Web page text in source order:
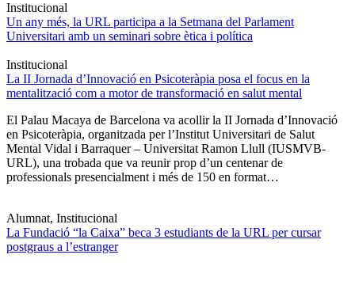
Institucional
Un any més, la URL participa a la Setmana del Parlament
Universitari amb un seminari sobre ètica i política
Institucional
La II Jornada d’Innovació en Psicoteràpia posa el focus en la
mentalització com a motor de transformació en salut mental
El Palau Macaya de Barcelona va acollir la II Jornada d’Innovació
en Psicoteràpia, organitzada per l’Institut Universitari de Salut
Mental Vidal i Barraquer – Universitat Ramon Llull (IUSMVB-
URL), una trobada que va reunir prop d’un centenar de
professionals presencialment i més de 150 en format…
Alumnat, Institucional
La Fundació “la Caixa” beca 3 estudiants de la URL per cursar
postgraus a l’estranger